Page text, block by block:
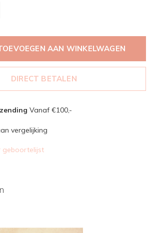
AAN WINKELWAGEN
DIRECT BETALEN
Vanaf €100,-
vergelijking
geboortelijst